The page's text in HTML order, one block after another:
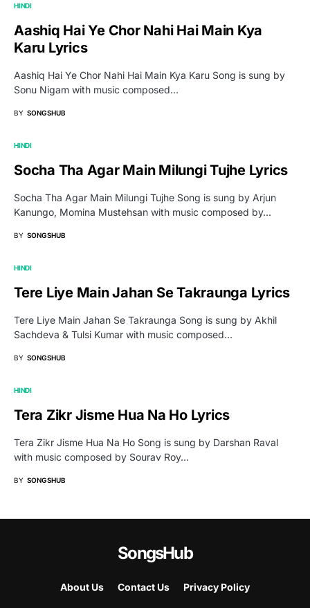
HINDI
Aashiq Hai Ye Chor Nahi Hai Main Kya
Karu Lyrics
Aashiq Hai Ye Chor Nahi Hai Main Kya Karu Song is sung by
Sonu Nigam with music composed…
BY SONGSHUB
HINDI
Socha Tha Agar Main Milungi Tujhe Lyrics
Socha Tha Agar Main Milungi Tujhe Song is sung by Arjun
Kanungo, Momina Mustehsan with music composed by…
BY SONGSHUB
HINDI
Tere Liye Main Jahan Se Takraunga Lyrics
Tere Liye Main Jahan Se Takraunga Song is sung by Akhil
Sachdeva & Tulsi Kumar with music composed…
BY SONGSHUB
HINDI
Tera Zikr Jisme Hua Na Ho Lyrics
Tera Zikr Jisme Hua Na Ho Song is sung by Darshan Raval
with music composed by Sourav Roy…
BY SONGSHUB
SongsHub
About Us Contact Us Privacy Policy